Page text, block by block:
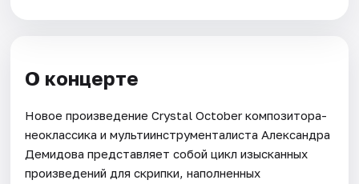
О концерте
Новое произведение Crystal October композитора-
неоклассика и мультиинструменталиста Александра
Демидова представляет собой цикл изысканных
произведений для скрипки, наполненных